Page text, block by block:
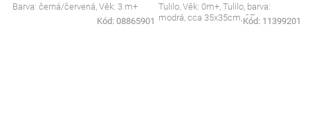
Barva: černá/červená, Věk: 3 m+
Kód: 08865901
Tulilo, Věk: 0m+, Tulilo, barva:
modrá, cca 35x35cm, CE
Kód: 11399201